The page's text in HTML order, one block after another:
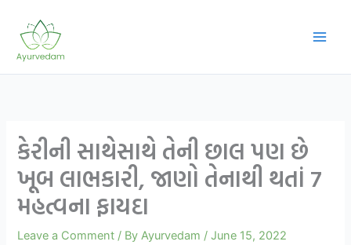
content
કેરીની સાથેસાથે તેની છાલ પણ છે
ખૂબ લાભકારી, જાણો તેનાથી થતાં 7
મહત્વના ફાયદા
Leave a Comment / ByAyurvedam /June 15, 2022